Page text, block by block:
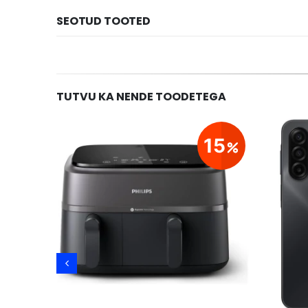
SEOTUD TOOTED
TUTVU KA NENDE TOODETEGA
15